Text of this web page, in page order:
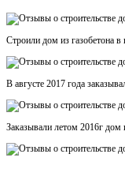
Строили дом из газобетона
В августе 2017 года
Заказывали летом 2016г дом